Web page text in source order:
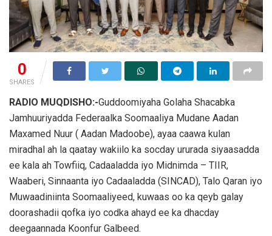
0
SHARES
RADIO MUQDISHO:-Guddoomiyaha Golaha Shacabka
Jamhuuriyadda Federaalka Soomaaliya Mudane Aadan
Maxamed Nuur ( Aadan Madoobe), ayaa caawa kulan
miradhal ah la qaatay wakiilo ka socday ururada siyaasadda
ee kala ah Towfiiq, Cadaaladda iyo Midnimda – TIIR,
Waaberi, Sinnaanta iyo Cadaaladda (SINCAD), Talo Qaran iyo
Muwaadiniinta Soomaaliyeed, kuwaas oo ka qeyb galay
doorashadii qofka iyo codka ahayd ee ka dhacday
deegaannada Koonfur Galbeed.